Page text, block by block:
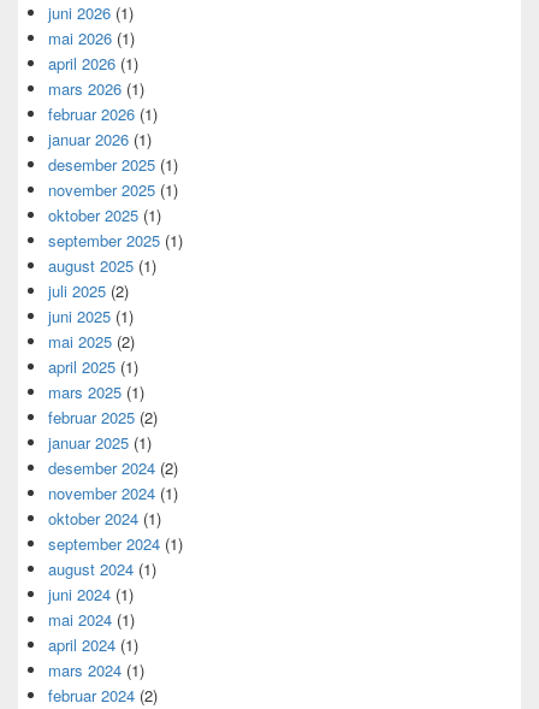
juni 2026 (1)
mai 2026 (1)
april 2026 (1)
mars 2026 (1)
februar 2026 (1)
januar 2026 (1)
desember 2025 (1)
november 2025 (1)
oktober 2025 (1)
september 2025 (1)
august 2025 (1)
juli 2025 (2)
juni 2025 (1)
mai 2025 (2)
april 2025 (1)
mars 2025 (1)
februar 2025 (2)
januar 2025 (1)
desember 2024 (2)
november 2024 (1)
oktober 2024 (1)
september 2024 (1)
august 2024 (1)
juni 2024 (1)
mai 2024 (1)
april 2024 (1)
mars 2024 (1)
februar 2024 (2)